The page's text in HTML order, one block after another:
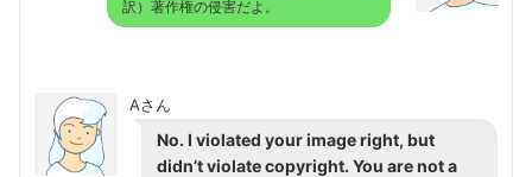
訳）著作権の侵害だよ。
Aさん
No. I violated your image right, but
didn’t violate copyright. You are not a